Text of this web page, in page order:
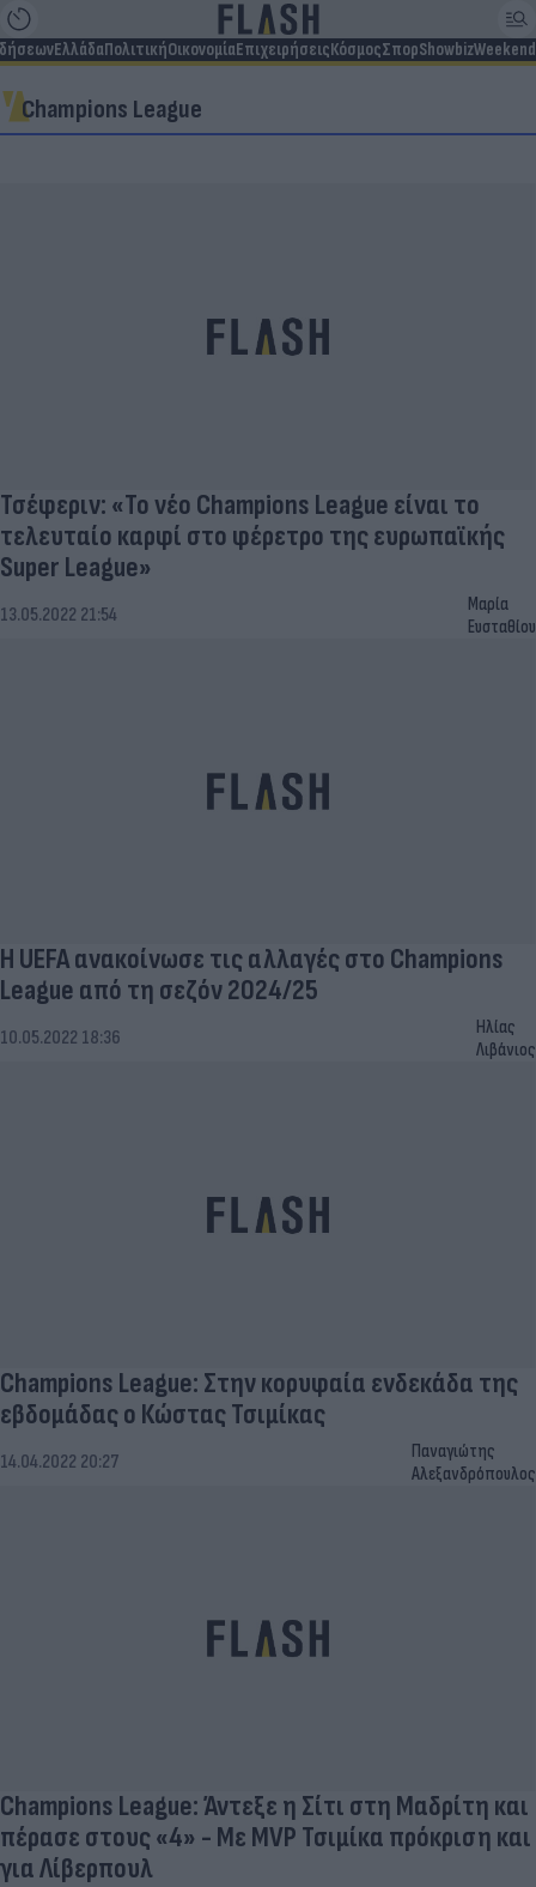
ΕλλάδαΠολιτικήΟικονομίαΕπιχειρήσειςΚόσμοςΣπορShowbizWeekend
Champions League
Τσέφεριν: «Το νέο Champions League είναι το
τελευταίο καρφί στο φέρετρο της ευρωπαϊκής
Super League»
13.05.2022 21:54
Μαρία
Ευσταθίου
Η UEFA ανακοίνωσε τις αλλαγές στο Champions
League από τη σεζόν 2024/25
10.05.2022 18:36
Ηλίας
Λιβάνιος
Champions League: Στην κορυφαία ενδεκάδα της
εβδομάδας ο Κώστας Τσιμίκας
14.04.2022 20:27
Παναγιώτης
Αλεξανδρόπουλος
Champions League: Άντεξε η Σίτι στη Μαδρίτη και
πέρασε στους «4» - Με MVP Τσιμίκα πρόκριση και
για Λίβερπουλ